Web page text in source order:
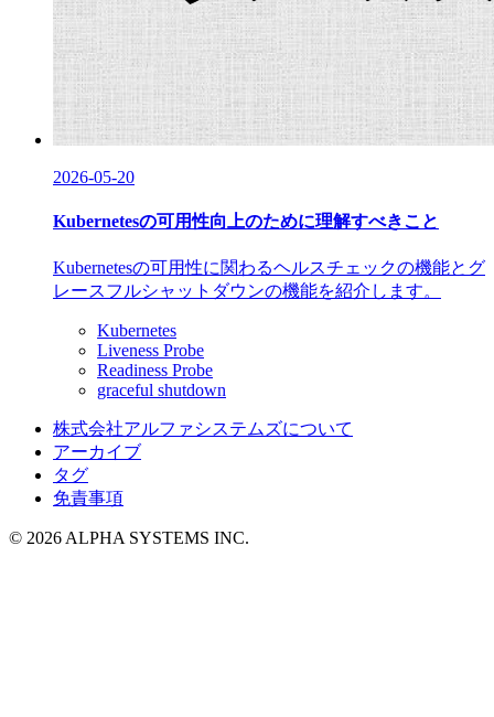
2026-05-20
Kubernetesの可用性向上のために理解すべきこと
Kubernetesの可用性に関わるヘルスチェックの機能とグ
レースフルシャットダウンの機能を紹介します。
Kubernetes
Liveness Probe
Readiness Probe
graceful shutdown
株式会社アルファシステムズについて
アーカイブ
タグ
免責事項
© 2026 ALPHA SYSTEMS INC.